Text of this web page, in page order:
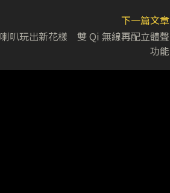
下一篇文章
喇叭玩出新花樣 雙 Qi 無線再配立體聲
功能